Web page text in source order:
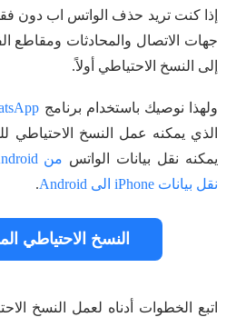
إذا كنت تريد حذف الواتس اب دون
جهات الاتصال والمحادثات ومقاطع
إلى النسخ الاحتياطي أولاً.
ولهذا نوصيك باستخدام برنامج
الذي يمكنه عمل النسخ الاحتياطي
يمكنه نقل بيانات الواتس من Android إلى iPhone
نقل بيانات iPhone الى Android
.
النسخ الاحتياطي
اتبع الخطوات أدناه لعمل النسخ